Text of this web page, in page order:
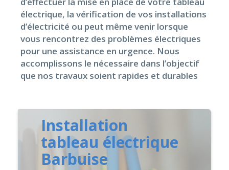
électrique, la vérification de vos installations
d’électricité ou peut même venir lorsque
vous rencontrez des problèmes électriques
pour une assistance en urgence. Nous
accomplissons le nécessaire dans l’objectif
que nos travaux soient rapides et durables
Installation
tableau électrique
Barbuise